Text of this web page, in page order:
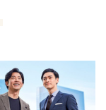
1
7
8
14
15